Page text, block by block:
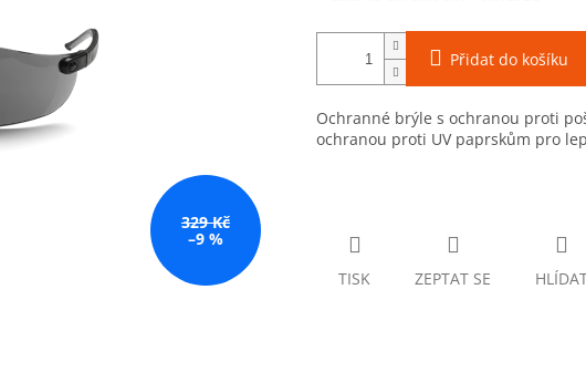
329 Kč
–9 %
Přidat do košíku
Ochranné brýle s ochranou proti
ochranou proti UV paprskům pro
TISK ZEPTAT SE